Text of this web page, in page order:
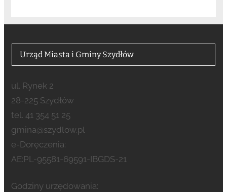
Urząd Miasta i Gminy Szydłów
ul. Rynek 2
28-225 Szydłów
tel. 41 354 51 25
gmina@szydlow.pl
e-Doręczenia:
AE:PL-95581-69591-IBGDS-21
Godziny urzędowania: